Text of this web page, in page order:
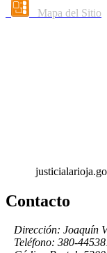
Mapa del Sitio
Contacto
Dirección: Joaquín
Teléfono: 380-